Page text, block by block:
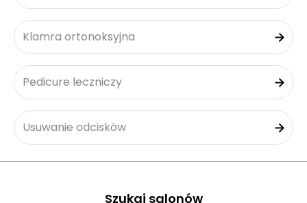
Klamra ortonoksyjna
Pedicure leczniczy
Usuwanie odcisków
Szukaj salonów